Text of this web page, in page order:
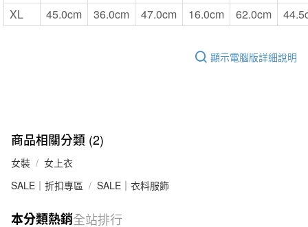
XL
45.0cm 36.0cm 47.0cm 16.0cm 62.0cm
顯示電腦版詳細說明
商品相關分類 (2)
女裝
女上衣
SALE｜折扣專區
SALE｜衣料服飾
本分類熱銷全站排行